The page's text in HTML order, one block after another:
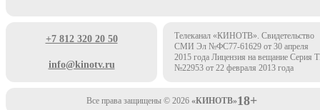
+7 812 320 20 50
info@kinotv.ru
Телеканал «КИНОТВ». Свидетельство
СМИ Эл №ФС77-61629 от 30 апреля
2015 года Лицензия на вещание Серия
№22953 от 22 февраля 2013 года
Все права защищены © 2026 «КИНОТВ»18+